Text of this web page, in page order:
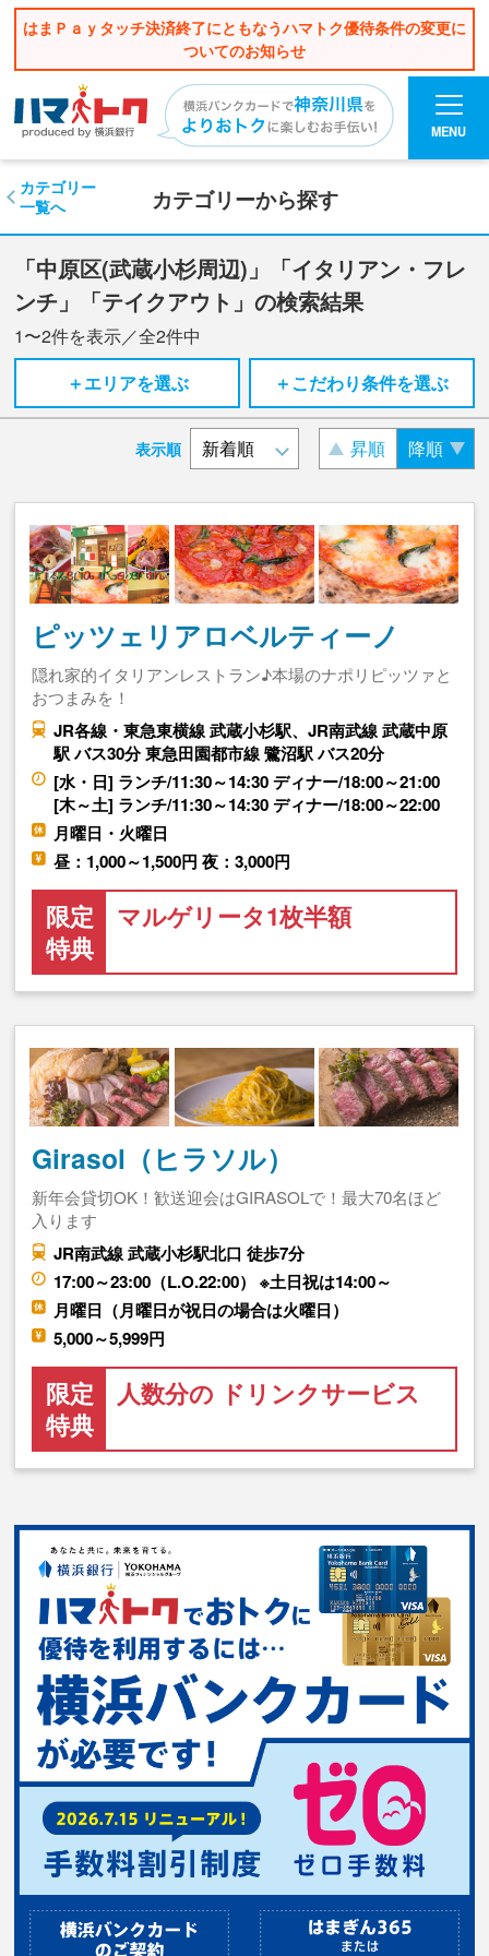
はまＰａｙタッチ決済終了にともなうハマトク優待条件の変更に
ついてのお知らせ
MENU
カテゴリーから探す
カテゴリー
一覧へ
「中原区(武蔵小杉周辺)」「イタリアン・フレ
ンチ」「テイクアウト」の検索結果
1〜2件を表示／全2件中
＋エリアを選ぶ
＋こだわり条件を選ぶ
表示順 昇順 降順
ピッツェリアロベルティーノ
隠れ家的イタリアンレストラン♪本場のナポリピッツァと
おつまみを！
JR各線・東急東横線 武蔵小杉駅、JR南武線 武蔵中原
駅 バス30分 東急田園都市線 鷺沼駅 バス20分
[水・日] ランチ/11:30～14:30 ディナー/18:00～21:00
[木～土] ランチ/11:30～14:30 ディナー/18:00～22:00
月曜日・火曜日
昼：1,000～1,500円 夜：3,000円
限定
特典
マルゲリータ1枚半額
Girasol（ヒラソル）
新年会貸切OK！歓送迎会はGIRASOLで！最大70名ほど
入ります
JR南武線 武蔵小杉駅北口 徒歩7分
17:00～23:00（L.O.22:00） ※土日祝は14:00～
月曜日（月曜日が祝日の場合は火曜日）
5,000～5,999円
限定
特典
人数分の ドリンクサービス